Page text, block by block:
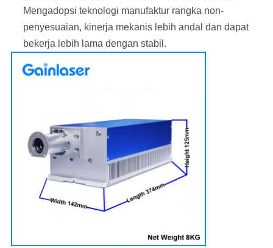
Mengadopsi teknologi manufaktur rangka non-
penyesuaian, kinerja mekanis lebih andal dan dapat
bekerja lebih lama dengan stabil.